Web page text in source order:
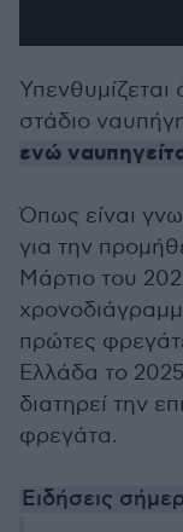
Υπενθυμίζεται
στάδιο
ενώ
Όπως είναι
για την
Μάρτιο του
πρώτες
Ελλάδα το
διατηρεί την
φρεγάτα.
Ειδήσεις